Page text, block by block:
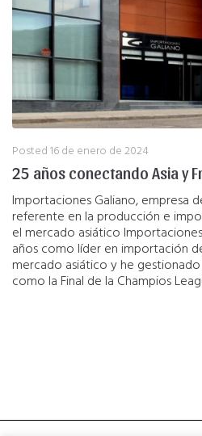
Posted16 de enero de 2024
25 años conectando Asia y
Importaciones Galiano, empresa
referente en la producción e
el mercado asiático
años como líder en importación
mercado asiático y he
como la Final de la Champios